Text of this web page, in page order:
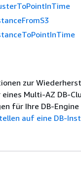
zur
Multi-AZ DB-
für Ihre DB-Engine
auf eine DB-